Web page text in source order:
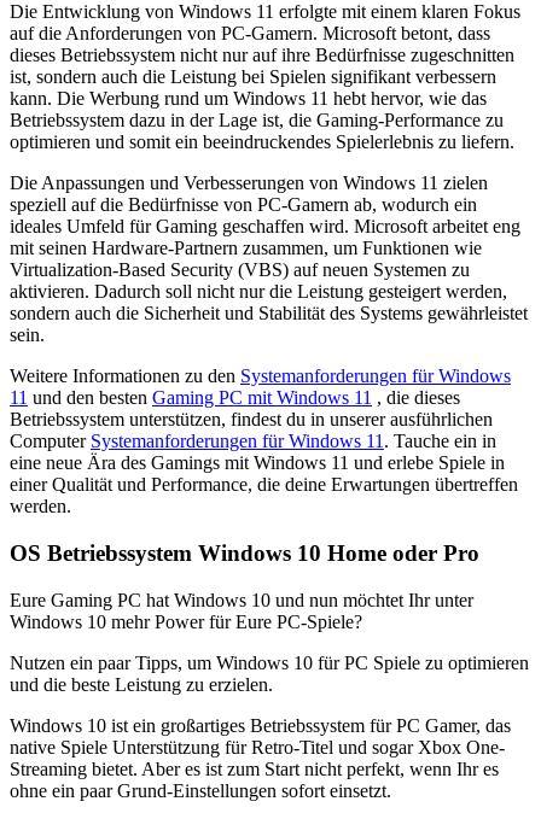
Die Entwicklung von Windows 11 erfolgte mit einem klaren Fokus
auf die Anforderungen von PC-Gamern. Microsoft betont, dass
dieses Betriebssystem nicht nur auf ihre Bedürfnisse zugeschnitten
ist, sondern auch die Leistung bei Spielen signifikant verbessern
kann. Die Werbung rund um Windows 11 hebt hervor, wie das
Betriebssystem dazu in der Lage ist, die Gaming-Performance zu
optimieren und somit ein beeindruckendes Spielerlebnis zu liefern.
Die Anpassungen und Verbesserungen von Windows 11 zielen
speziell auf die Bedürfnisse von PC-Gamern ab, wodurch ein
ideales Umfeld für Gaming geschaffen wird. Microsoft arbeitet eng
mit seinen Hardware-Partnern zusammen, um Funktionen wie
Virtualization-Based Security (VBS) auf neuen Systemen zu
aktivieren. Dadurch soll nicht nur die Leistung gesteigert werden,
sondern auch die Sicherheit und Stabilität des Systems gewährleistet
sein.
Weitere Informationen zu den Systemanforderungen für Windows
11 und den besten Gaming PC mit Windows 11 , die dieses
Betriebssystem unterstützen, findest du in unserer ausführlichen
Computer Systemanforderungen für Windows 11 . Tauche ein in
eine neue Ära des Gamings mit Windows 11 und erlebe Spiele in
einer Qualität und Performance, die deine Erwartungen übertreffen
werden.
OS Betriebssystem Windows 10 Home oder Pro
Eure Gaming PC hat Windows 10 und nun möchtet Ihr unter
Windows 10 mehr Power für Eure PC-Spiele?
Nutzen ein paar Tipps, um Windows 10 für PC Spiele zu optimieren
und die beste Leistung zu erzielen.
Windows 10 ist ein großartiges Betriebssystem für PC Gamer, das
native Spiele Unterstützung für Retro-Titel und sogar Xbox One-
Streaming bietet. Aber es ist zum Start nicht perfekt, wenn Ihr es
ohne ein paar Grund-Einstellungen sofort einsetzt.